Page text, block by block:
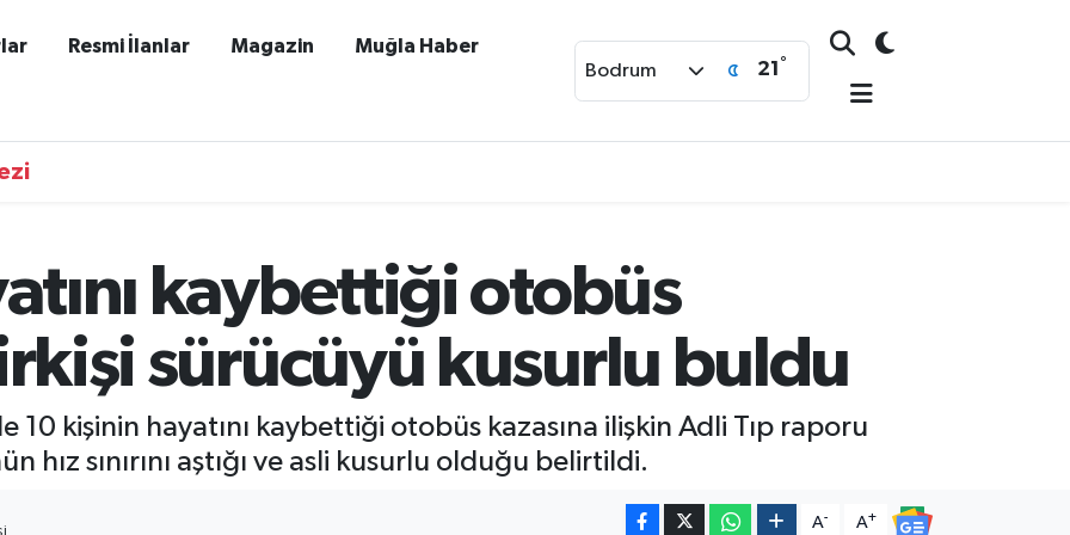
Resmi İlanlar Magazin Muğla Haber
Bodrum 21 °
kaybettiği otobüs
sürücüyü kusurlu buldu
10 kişinin hayatını kaybettiği otobüs kazasına ilişkin Adli Tıp raporu
hız sınırını aştığı ve asli kusurlu olduğu belirtildi.
A- A+